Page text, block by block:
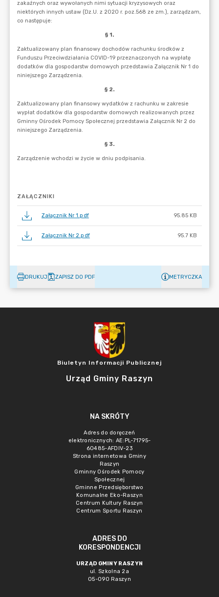
ZAŁĄCZNIKI
Załącznik Nr 1.pdf 95.85 KB
Załącznik Nr 2.pdf 95.7 KB
DRUKUJ ZAPISZ DO PDF METRYCZKA
Biuletyn Informacji Publicznej
Urząd Gminy Raszyn
NA SKRÓTY
Adres do doręczeń
elektronicznych: AE:PL-71795-
60485-AFDIV-23
Strona internetowa Gminy
Raszyn
Gminny Ośrodek Pomocy
Społecznej
Gminne Przedsięborstwo
Komunalne Eko-Raszyn
Centrum Kultury Raszyn
Centrum Sportu Raszyn
ADRES DO
KORESPONDENCJI
URZĄD GMINY RASZYN
ul. Szkolna 2a
05-090 Raszyn